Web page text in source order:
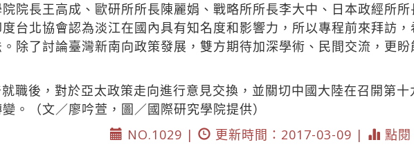
院長王高成、歐研所所長陳麗娟、戰略所所長李大中、日本政經所
台北協會認為淡江在國內具有知名度和影響力，所以專程前來拜訪
除了討論臺灣新南向政策發展，雙方期待加深學術、民間交流，更
職後，對於亞太政策走向進行意見交換，並關切中國大陸在召開第十
。（文／廖吟萱，圖／國際研究學院提供）
NO.1029 |
更新時間：2017-03-09 | 點